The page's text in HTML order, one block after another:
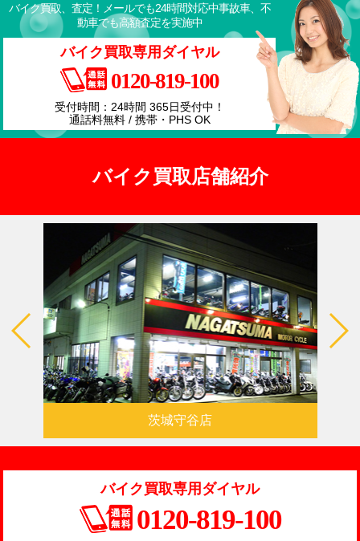
バイク買取、査定！メールでも24時間対応中事故車、不
動車でも高額査定を実施中
バイク買取専用ダイヤル
0120-819-100
受付時間：24時間 365日受付中！
通話料無料 / 携帯・PHS OK
バイク買取店舗紹介
茨城守谷店
バイク買取専用ダイヤル
0120-819-100